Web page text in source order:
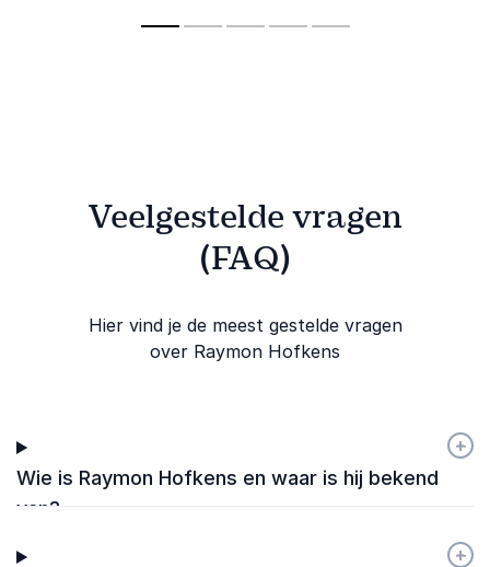
lastige situaties.
Veelgestelde vragen
(FAQ)
Hier vind je de meest gestelde vragen
over Raymon Hofkens
Wie is Raymon Hofkens en waar is hij bekend
van?
+
-
+
-